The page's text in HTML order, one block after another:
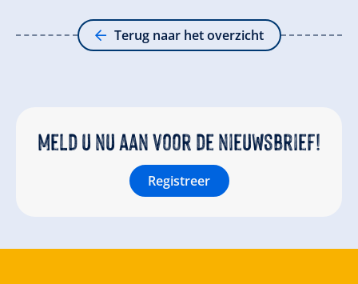
Terug naar het overzicht
Meld u nu aan voor de nieuwsbrief!
Registreer